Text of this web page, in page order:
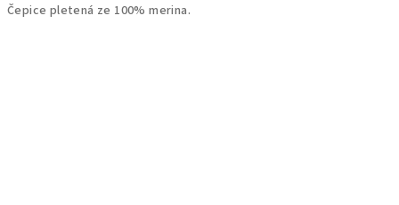
Čepice pletená ze 100% merina.